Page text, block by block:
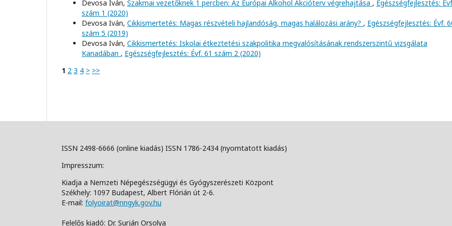
Devosa Iván, Szakmai vezetőknek 1 percben: Az Európai Alkohol Akcióterv végrehajtása , Egészségfejlesztés:
szám 1 (2020)
Devosa Iván, Cikkismertetés: Magas részvételi hajlandóság, magas halálozási arány? , Egészségfejlesztés: Évf.
szám 5 (2019)
Devosa Iván, Cikkismertetés: Iskolai étkeztetési szakpolitika megvalósításának rendszerszintű vizsgálata
Kanadában , Egészségfejlesztés: Évf. 61 szám 2 (2020)
1 2 3 4 > >>
ISSN 2498-6666 (online kiadás) ISSN 1786-2434 (nyomtatott kiadás)
Impresszum:
Kiadja a Nemzeti Népegészségügyi és Gyógyszerészeti Központ
Székhely: 1097 Budapest, Albert Flórián út 2-6.
E-mail: folyoirat@nngyk.gov.hu
Felelős kiadó: Dr. Surján Orsolya